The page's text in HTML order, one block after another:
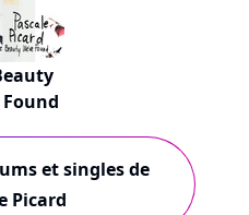
Found
et singles de
Picard